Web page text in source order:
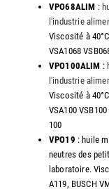
VPO68ALIM :
l'industrie
Viscosité à
VSA1068
VPO100ALIM :
l'industrie
Viscosité à
VSA100 VSB100
100
VPO19 : huile
neutres des
laboratoire.
A119, BUSCH